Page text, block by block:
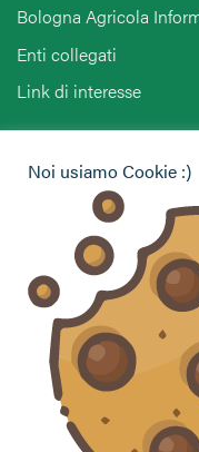
Bologna Agricola
Enti collegati
Link di interesse
Vuoi contattarci per
commento o chiedere
CONTATTACI
Seguici sui social
Noi usiamo Cookie :)